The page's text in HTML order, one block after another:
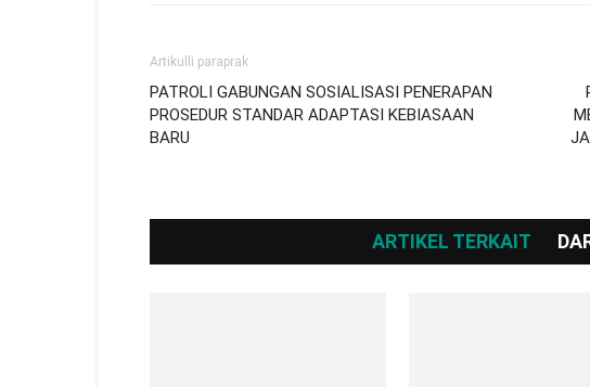
Artikulli paraprak
PATROLI GABUNGAN SOSIALISASI PENERAPAN
PROSEDUR STANDAR ADAPTASI KEBIASAAN
BARU
ARTIKEL TERKAIT